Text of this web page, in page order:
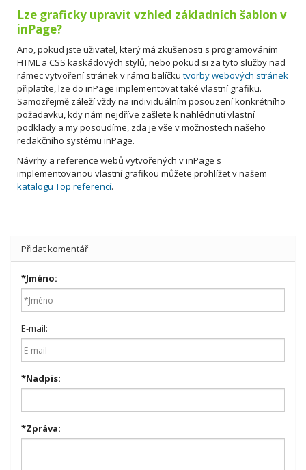
Lze graficky upravit vzhled základních šablon v
inPage?
Ano, pokud jste uživatel, který má zkušenosti s programováním
HTML a CSS kaskádových stylů, nebo pokud si za tyto služby nad
rámec vytvoření stránek v rámci balíčku tvorby webových stránek
připlatíte, lze do inPage implementovat také vlastní grafiku.
Samozřejmě záleží vždy na individuálním posouzení konkrétního
požadavku, kdy nám nejdříve zašlete k nahlédnutí vlastní
podklady a my posoudíme, zda je vše v možnostech našeho
redakčního systému inPage.
Návrhy a reference webů vytvořených v inPage s
implementovanou vlastní grafikou můžete prohlížet v našem
katalogu Top referencí.
Přidat komentář
*Jméno:
E-mail:
*Nadpis:
*Zpráva: